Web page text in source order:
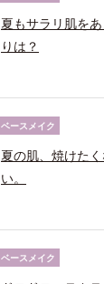
夏もサラリ肌を
りは？
ベースメイク
夏の肌、焼けた
い。
ベースメイク